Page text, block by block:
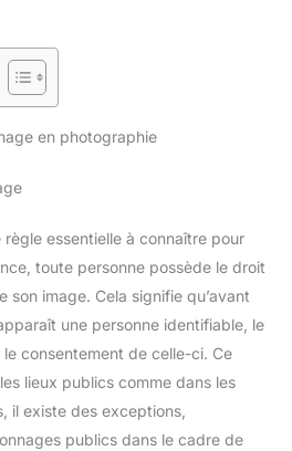
en photographie
règle essentielle à connaître pour
toute personne possède le droit
son image. Cela signifie qu’avant
une personne identifiable, le
consentement de celle-ci. Ce
lieux publics comme dans les
il existe des exceptions,
publics dans le cadre de